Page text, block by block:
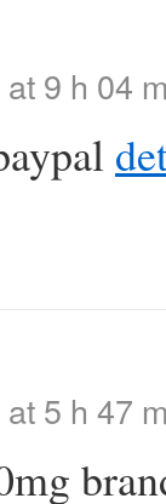
9 h 04
5 h 47